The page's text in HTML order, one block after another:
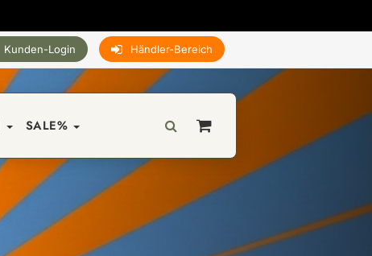
Kunden-Login Händler-Bereich
SALE%